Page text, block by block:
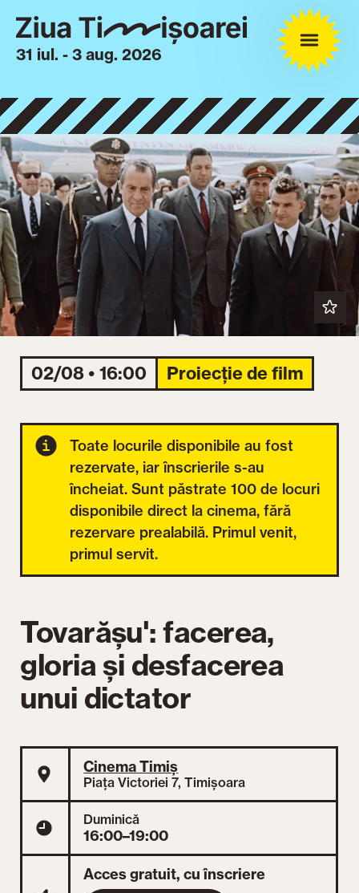
31 iul. - 3 aug. 2026
02/08 • 16:00 Proiecție de film
Toate locurile disponibile au fost
rezervate, iar înscrierile s-au
încheiat. Sunt păstrate 100 de locuri
disponibile direct la cinema, fără
rezervare prealabilă. Primul venit,
primul servit.
Tovarășu': facerea,
gloria și desfacerea
unui dictator
Cinema Timiș
Piața Victoriei 7, Timișoara
Duminică
16:00–19:00
Acces gratuit, cu înscriere